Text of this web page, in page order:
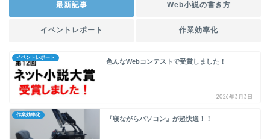
最新記事 Web小説の書き方
イベントレポート 作業効率化
イベントレポート
色んなWebコンテストで受賞しました！
2026年3月3日
作業効率化
『寝ながらパソコン』が超快適！！